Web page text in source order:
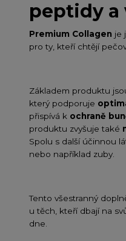
peptidy a
Premium Collagen je
pro ty, kteří chtějí
Základem produktu
který podporuje
přispívá k ochraně
produktu zvyšuje také
Spolu s další účinnou
nebo například zuby.
Tento všestranný
u těch, kteří dbají na
dne.